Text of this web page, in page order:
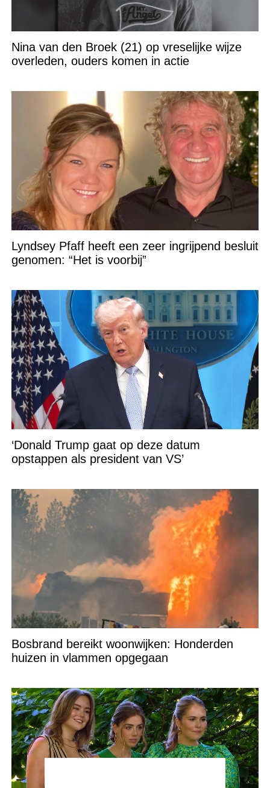
Nina van den Broek (21) op vreselijke wijze
overleden, ouders komen in actie
Lyndsey Pfaff heeft een zeer ingrijpend besluit
genomen: “Het is voorbij”
‘Donald Trump gaat op deze datum
opstappen als president van VS’
Bosbrand bereikt woonwijken: Honderden
huizen in vlammen opgegaan